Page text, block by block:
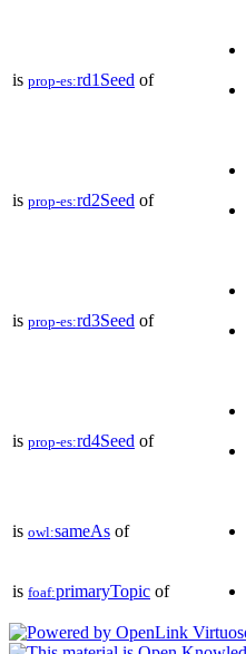
is prop-es:rd1Seed of
is prop-es:rd2Seed of
is prop-es:rd3Seed of
is prop-es:rd4Seed of
is owl:sameAs of
is foaf:primaryTopic of